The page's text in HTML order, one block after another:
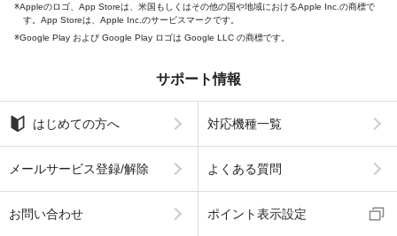
Appleのロゴ、App Storeは、米国もしくはその他の国や地域におけるApple Inc.の商標で
す。App Storeは、Apple Inc.のサービスマークです。
Google Play および Google Play ロゴは Google LLC の商標です。
サポート情報
はじめての方へ 対応機種一覧
メールサービス登録/解除 よくある質問
お問い合わせ ポイント表示設定